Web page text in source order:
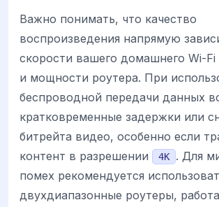
Важно понимать, что качество
воспроизведения напрямую
скорости вашего домашнего Wi-Fi
и мощности роутера. При
беспроводной передачи данных
кратковременные задержки или
битрейта видео, особенно если
контент в разрешении
4K
. Для
помех рекомендуется
двухдиапазонные роутеры,